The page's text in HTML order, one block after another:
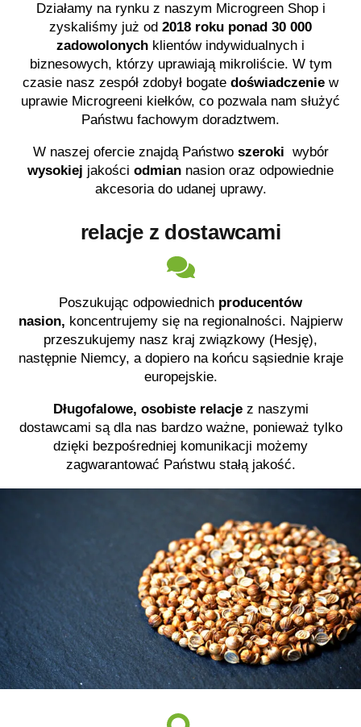
Działamy na rynku z naszym Microgreen Shop i
zyskaliśmy już od 2018 roku ponad 30 000
zadowolonych klientów indywidualnych i
biznesowych, którzy uprawiają mikroliście. W tym
czasie nasz zespół zdobył bogate doświadczenie w
uprawie Microgreeni kiełków, co pozwala nam służyć
Państwu fachowym doradztwem.
W naszej ofercieznajdą Państwo szeroki wybór
wysokiej jakości odmian nasion oraz odpowiednie
akcesoria do udanej uprawy.
relacje z dostawcami
Poszukując odpowiednich producentów
nasion, koncentrujemy się na regionalności. Najpierw
przeszukujemy nasz kraj związkowy (Hesję),
następnie Niemcy, a dopiero na końcu sąsiednie kraje
europejskie.
Długofalowe, osobiste relacjez naszymi
dostawcami są dla nas bardzo ważne, ponieważ tylko
dzięki bezpośredniej komunikacji możemy
zagwarantować Państwu stałą jakość.